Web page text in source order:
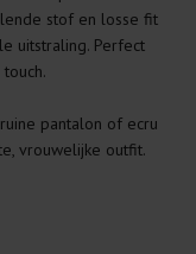
je nieuwe kleding.
was-tips:
de
wassen is vaak
stof en losse fit
uitstraling. Perfect
pantalon of ecru
vrouwelijke outfit.